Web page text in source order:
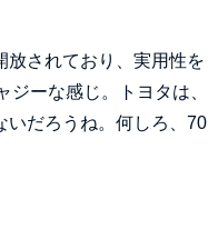
放されており、実用性を
ーな感じ。トヨタは、
いだろうね。何しろ、70